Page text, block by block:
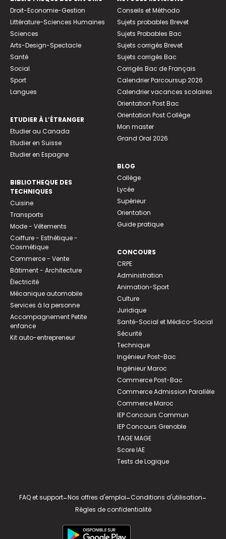
Droit-Economie-Gestion
Littérature-Sciences Humaines
Sciences
Arts-Design-Spectacle
Santé
Social
Sport
Langues
ETUDIER À L’ÉTRANGER
Etudier au Canada
Etudier en Suisse
Etudier en Espagne
BIBLIOTHEQUE DES
TECHNIQUES
Cuisine
Transports
Mode - Vêtements
Coiffure - Esthétique -
Cosmétique
Commerce - Vente
Bâtiment - Architecture
Électricité
Mécanique automobile
Services à la personne
Accompagnement Petite
enfance
Kit auto-entrepreneur
Conseils et Méthodo
Sujets probables Brevet
Sujets Probables Bac
Sujets corrigés Brevet
Sujets corrigés Bac
Corrigés Bac de Français
Calendrier Parcoursup 2026
Calendrier vacances scolaires
Orientation Post Bac
Orientation Post Collège
Mon master
Grand Oral 2026
BLOG
Collège
Lycée
Supérieur
Orientation
Guide pratique
CONCOURS
CRPE
Administration
Animation-Sport
Culture
Juridique
Santé-Social et Médico-Social
Sécurité
Technique
Ingénieur Post-Bac
Ingénieur Maroc
Commerce Post-Bac
Commerce Admission Parallèle
Commerce Maroc
IEP Concours Commun
IEP Concours Grenoble
TAGE MAGE
Score IAE
Tests de Logique
FAQ et support-Nos offres d'emploi-Conditions d'utilisation-
Règles de confidentialité